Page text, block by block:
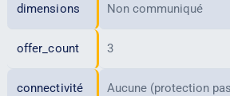
dimensions Non communiqué
offer_count 3
connectivité Aucune (protection